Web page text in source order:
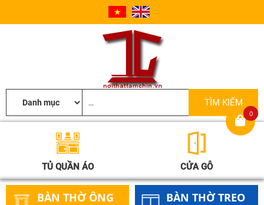
TỦ QUẦN ÁO
BÀN THỜ ÔNG
BÀN THỜ TREO
0